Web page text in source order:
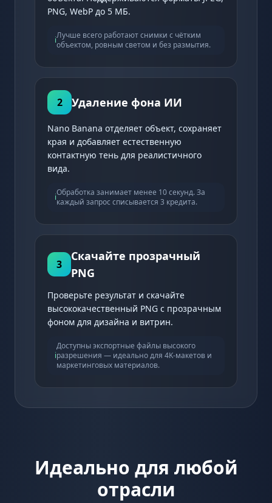
PNG, WebP до 5 МБ.
ℹ️Лучше всего работают снимки с чётким
объектом, ровным светом и без размытия.
2 Удаление фона ИИ
Nano Banana отделяет объект, сохраняет
края и добавляет естественную
контактную тень для реалистичного
вида.
ℹ️Обработка занимает менее 10 секунд. За
каждый запрос списывается 3 кредита.
3
Скачайте прозрачный
PNG
Проверьте результат и скачайте
высококачественный PNG с прозрачным
фоном для дизайна и витрин.
ℹ️
Доступны экспортные файлы высокого
разрешения — идеально для 4K-макетов и
маркетинговых материалов.
Идеально для любой
отрасли